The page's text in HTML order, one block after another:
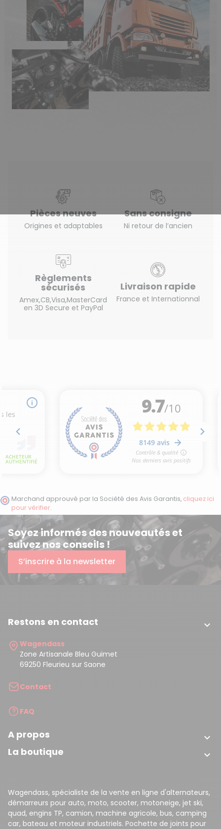
Pièces neuves
Origines et adaptables
Sans consigne
Ni retour de l’ancien
Règlements
sécurisés
Amex,CB,Visa,MasterCard
en 3D Secure et PayPal
Livraison rapide
France et Internationnal
Marchand approuvé par la Société des Avis Garantis, cliquez ici
pour vérifier.
Soyez informés des nouveautés et
suivez nos conseils !
S’inscrire à la newsletter
Restons en contact 
Wagendass
Zone Artisanale Bleu Guimet
69250 Fleurieu sur Saone
Contact
FAQ
A propos 
La boutique 
Wagendass, spécialiste de la vente en ligne d'alternateurs,
démarreurs pour auto, moto, scooter, motoneige, jet ski,
quad, engins TP, camion, machine agricole, bus, camping
car, bateau et moteur industriels. Pochette de joints pour